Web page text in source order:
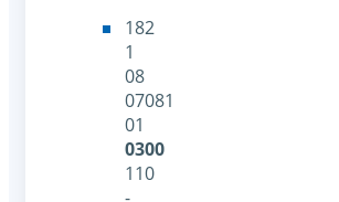
182
1
08
07081
01
0300
110